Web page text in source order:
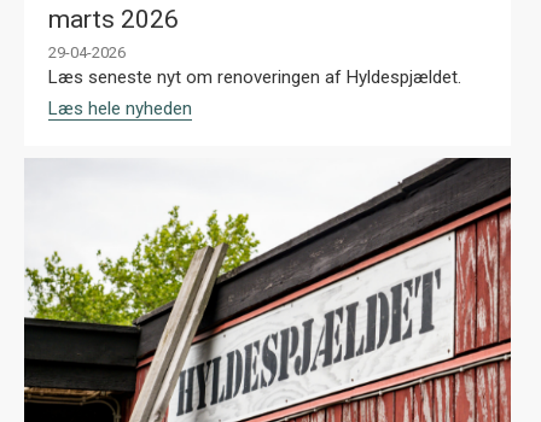
marts 2026
29-04-2026
Læs seneste nyt om renoveringen af Hyldespjældet.
Læs hele nyheden